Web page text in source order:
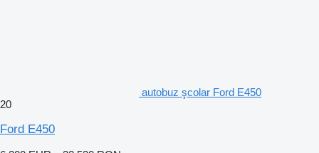
autobuz şcolar Ford E450
20
Ford E450